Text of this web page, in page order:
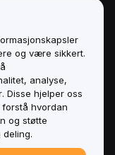
for
og være sikkert.
analyse,
Disse hjelper oss
hvordan
og støtte